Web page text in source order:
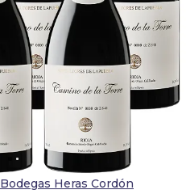
Bodegas Heras Cordón